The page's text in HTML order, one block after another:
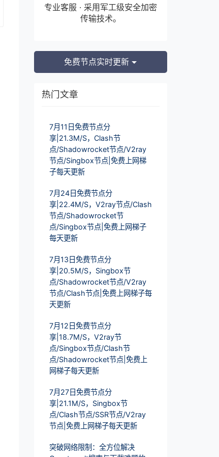
专业客服 · 采用军工级安全加密
传输技术。
免费节点实时更新
热门文章
7月11日免费节点分
享|21.3M/S，Clash节
点/Shadowrocket节点/V2ray
节点/Singbox节点|免费上网梯
子每天更新
7月24日免费节点分
享|22.4M/S，V2ray节点/Clash
节点/Shadowrocket节
点/Singbox节点|免费上网梯子
每天更新
7月13日免费节点分
享|20.5M/S，Singbox节
点/Shadowrocket节点/V2ray
节点/Clash节点|免费上网梯子每
天更新
7月12日免费节点分
享|18.7M/S，V2ray节
点/Singbox节点/Clash节
点/Shadowrocket节点|免费上
网梯子每天更新
7月27日免费节点分
享|21.1M/S，Singbox节
点/Clash节点/SSR节点/V2ray
节点|免费上网梯子每天更新
突破网络限制：全方位解决